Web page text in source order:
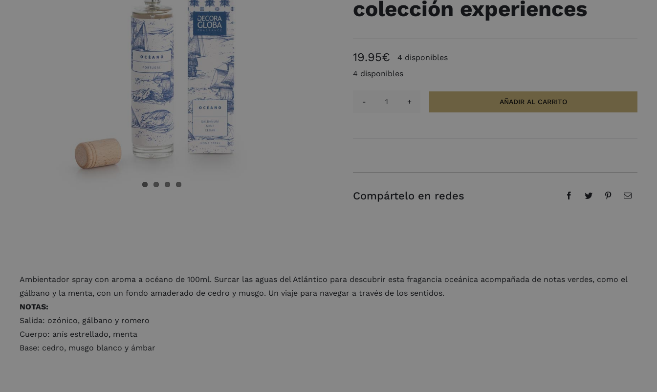
colección experiences
19.95€
4 disponibles
4 disponibles
colección
cantidad
AÑADIR AL CARRITO
Compártelo en redes
Ambientador spray con aroma a océano de 100ml. Surcar las aguas del Atlántico para descubrir esta fragancia oceánica acompañada de notas verdes, como el
gálbano y la menta, con un fondo amaderado de cedro y musgo. Un viaje para navegar a través de los sentidos.
NOTAS:
Salida: ozónico, gálbano y romero
Cuerpo: anís estrellado, menta
Base: cedro, musgo blanco y ámbar